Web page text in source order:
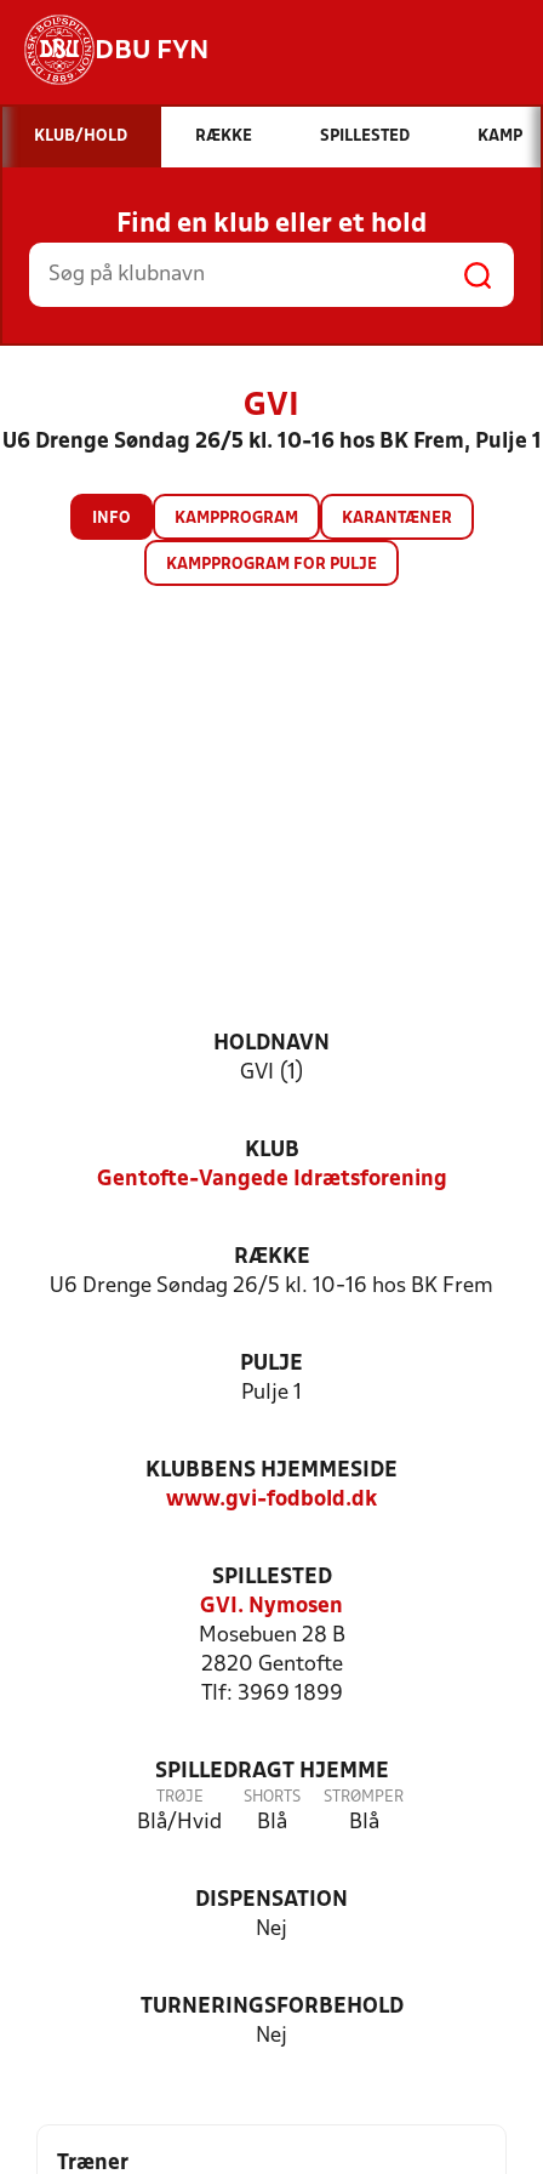
DBU FYN
Hvad vil du søge efter?
INDHOLD OG NYHEDER
STILLINGER, RESULTATER, KLUBBER OG
HOLD
KLUB/HOLD RÆKKE SPILLESTED KAMP
Find en klub eller et hold
GVI
U6 Drenge Søndag 26/5 kl. 10-16 hos BK Frem, Pulje 1
INFO KAMPPROGRAM KARANTÆNER
KAMPPROGRAM FOR PULJE
HOLDNAVN
GVI (1)
KLUB
Gentofte-Vangede Idrætsforening
RÆKKE
U6 Drenge Søndag 26/5 kl. 10-16 hos BK Frem
PULJE
Pulje 1
KLUBBENS HJEMMESIDE
www.gvi-fodbold.dk
SPILLESTED
GVI. Nymosen
Mosebuen 28 B
2820 Gentofte
Tlf: 3969 1899
SPILLEDRAGT HJEMME
TRØJE
Blå/Hvid
SHORTS
Blå
STRØMPER
Blå
DISPENSATION
Nej
TURNERINGSFORBEHOLD
Nej
Træner